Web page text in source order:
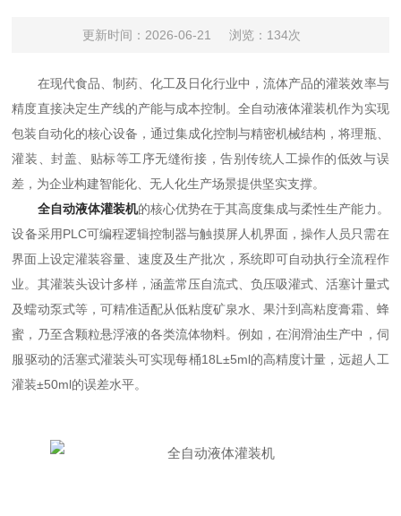
更新时间：2026-06-21 浏览：134次
在现代食品、制药、化工及日化行业中，流体产品的灌装效率与
精度直接决定生产线的产能与成本控制。全自动液体灌装机作为实现
包装自动化的核心设备，通过集成化控制与精密机械结构，将理瓶、
灌装、封盖、贴标等工序无缝衔接，告别传统人工操作的低效与误
差，为企业构建智能化、无人化生产场景提供坚实支撑。
全自动液体灌装机的核心优势在于其高度集成与柔性生产能力。
设备采用PLC可编程逻辑控制器与触摸屏人机界面，操作人员只需在
界面上设定灌装容量、速度及生产批次，系统即可自动执行全流程作
业。其灌装头设计多样，涵盖常压自流式、负压吸灌式、活塞计量式
及蠕动泵式等，可精准适配从低粘度矿泉水、果汁到高粘度膏霜、蜂
蜜，乃至含颗粒悬浮液的各类流体物料。例如，在润滑油生产中，伺
服驱动的活塞式灌装头可实现每桶18L±5ml的高精度计量，远超人工
灌装±50ml的误差水平。